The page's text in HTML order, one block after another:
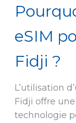
eSIM
Fidji ?
L’utilisation
Fidji offre
technologie